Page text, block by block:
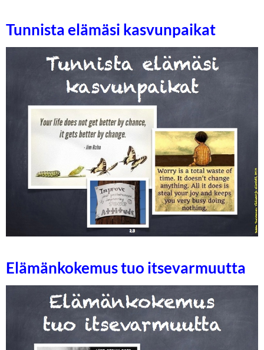
Tunnista elämäsi kasvunpaikat
Elämänkokemus tuo itsevarmuutta